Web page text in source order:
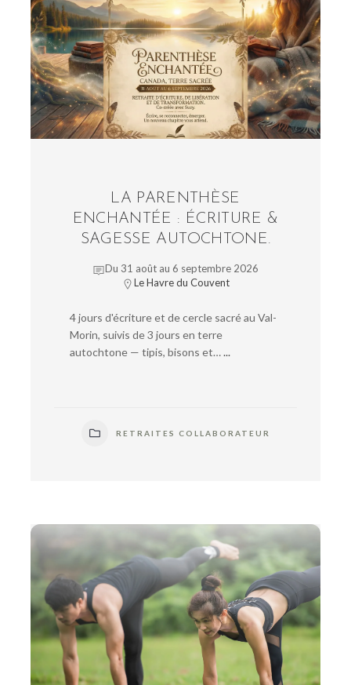
LA PARENTHÈSE
ENCHANTÉE : ÉCRITURE &
SAGESSE AUTOCHTONE.
Du 31 août au 6 septembre 2026
Le Havre du Couvent
4 jours d'écriture et de cercle sacré au Val-
Morin, suivis de 3 jours en terre
autochtone — tipis, bisons et…...
RETRAITES COLLABORATEUR